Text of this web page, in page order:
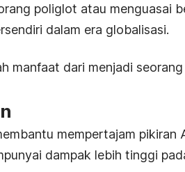
poliglot atau menguasai
dalam era globalisasi.
manfaat dari menjadi seorang
mempertajam pikiran
dampak lebih tinggi